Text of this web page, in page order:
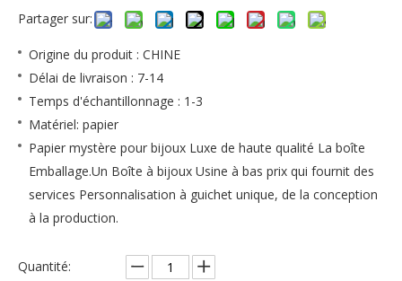
Partager sur:
Origine du produit : CHINE
Délai de livraison : 7-14
Temps d'échantillonnage : 1-3
Matériel: papier
Papier mystère pour bijoux Luxe de haute qualité La boîte
Emballage.Un Boîte à bijoux Usine à bas prix qui fournit des
services Personnalisation à guichet unique, de la conception
à la production.
Quantité: